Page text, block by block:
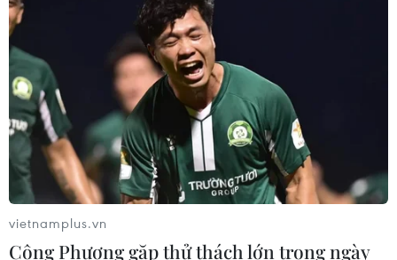
Động đất tại Venezuela: Số người
thiệt mạng đã tăng lên hơn 6.000
người
04/08/2026 10:17
Xem thêm
vietnamplus.vn
Công Phượng gặp thử thách lớn trong ngày